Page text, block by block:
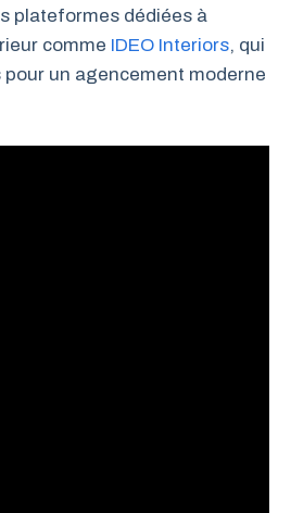
plateformes dédiées à
comme IDEO Interiors, qui
un agencement moderne